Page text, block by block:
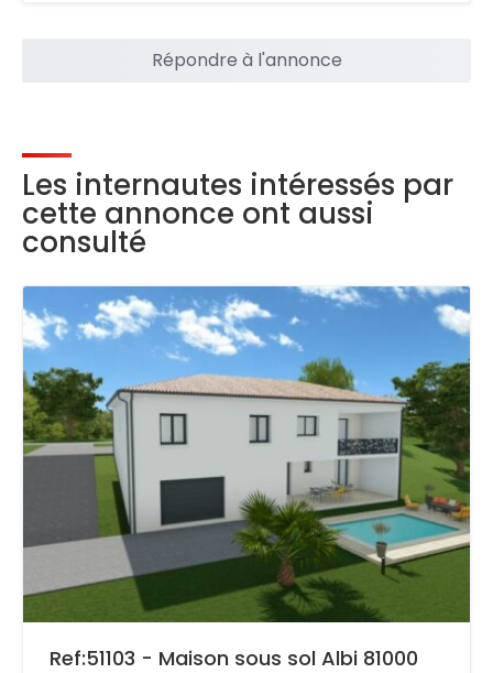
Répondre à l'annonce
Les internautes intéressés par
cette annonce ont aussi
consulté
Ref:51103 - Maison sous sol Albi 81000